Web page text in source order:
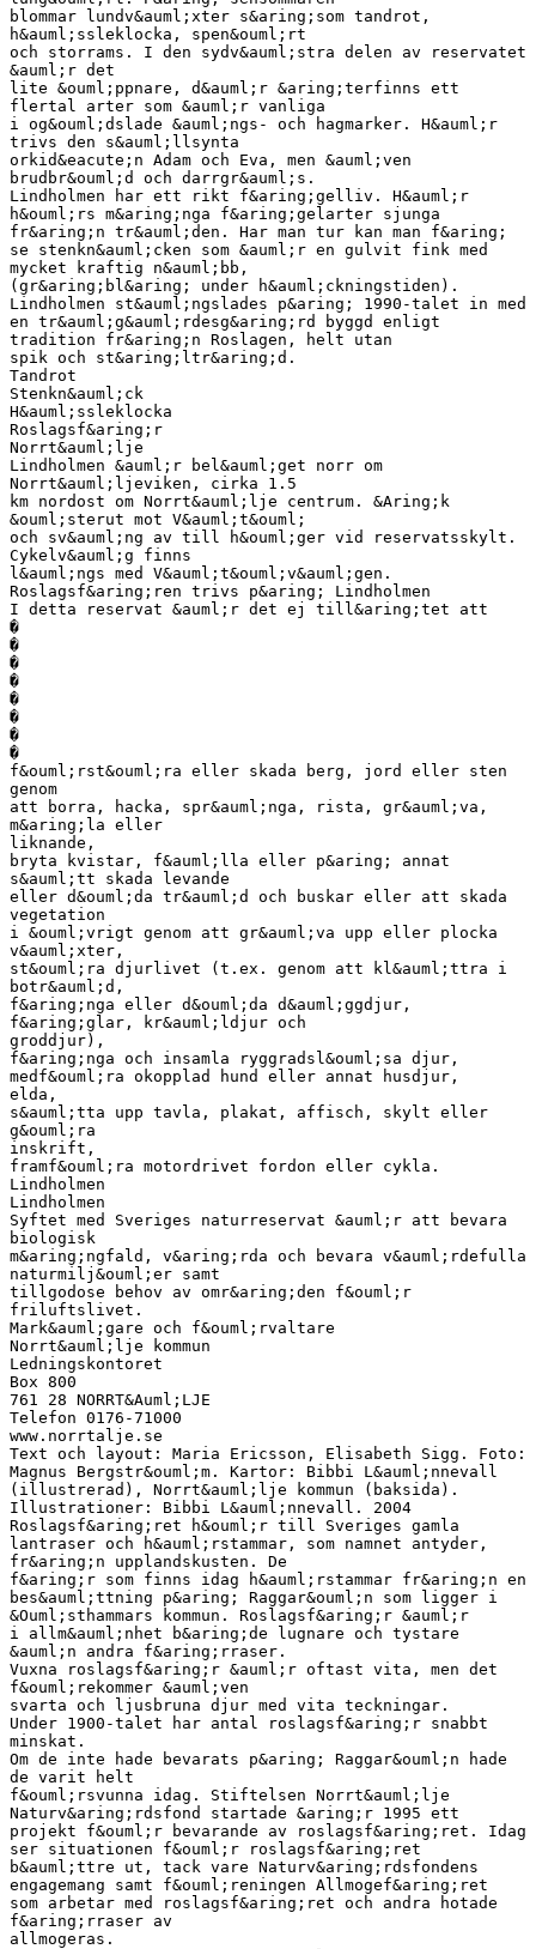
blommar lundv&auml;xter s&aring;som tandrot,
h&auml;ssleklocka, spen&ouml;rt
och storrams. I den sydv&auml;stra delen av reservatet
&auml;r det
lite &ouml;ppnare, d&auml;r &aring;terfinns ett
flertal arter som &auml;r vanliga
i og&ouml;dslade &auml;ngs- och hagmarker. H&auml;r
trivs den s&auml;llsynta
orkid&eacute;n Adam och Eva, men &auml;ven
brudbr&ouml;d och darrgr&auml;s.
Lindholmen har ett rikt f&aring;gelliv. H&auml;r
h&ouml;rs m&aring;nga f&aring;gelarter sjunga
fr&aring;n tr&auml;den. Har man tur kan man f&aring;
se stenkn&auml;cken som &auml;r en gulvit fink med
mycket kraftig n&auml;bb,
(gr&aring;bl&aring; under h&auml;ckningstiden).
Lindholmen st&auml;ngslades p&aring; 1990-talet in med
en tr&auml;g&auml;rdesg&aring;rd byggd enligt
tradition fr&aring;n Roslagen, helt utan
spik och st&aring;ltr&aring;d.
Tandrot
Stenkn&auml;ck
H&auml;ssleklocka
Roslagsf&aring;r
Norrt&auml;lje
Lindholmen &auml;r bel&auml;get norr om
Norrt&auml;ljeviken, cirka 1.5
km nordost om Norrt&auml;lje centrum. &Aring;k
&ouml;sterut mot V&auml;t&ouml;
och sv&auml;ng av till h&ouml;ger vid reservatsskylt.
Cykelv&auml;g finns
l&auml;ngs med V&auml;t&ouml;v&auml;gen.
Roslagsf&aring;ren trivs p&aring; Lindholmen
I detta reservat &auml;r det ej till&aring;tet att
�
�
�
�
�
�
�
�
f&ouml;rst&ouml;ra eller skada berg, jord eller sten
genom
att borra, hacka, spr&auml;nga, rista, gr&auml;va,
m&aring;la eller
liknande,
bryta kvistar, f&auml;lla eller p&aring; annat
s&auml;tt skada levande
eller d&ouml;da tr&auml;d och buskar eller att skada
vegetation
i &ouml;vrigt genom att gr&auml;va upp eller plocka
v&auml;xter,
st&ouml;ra djurlivet (t.ex. genom att kl&auml;ttra i
botr&auml;d,
f&aring;nga eller d&ouml;da d&auml;ggdjur,
f&aring;glar, kr&auml;ldjur och
groddjur),
f&aring;nga och insamla ryggradsl&ouml;sa djur,
medf&ouml;ra okopplad hund eller annat husdjur,
elda,
s&auml;tta upp tavla, plakat, affisch, skylt eller
g&ouml;ra
inskrift,
framf&ouml;ra motordrivet fordon eller cykla.
Lindholmen
Lindholmen
Syftet med Sveriges naturreservat &auml;r att bevara
biologisk
m&aring;ngfald, v&aring;rda och bevara v&auml;rdefulla
naturmilj&ouml;er samt
tillgodose behov av omr&aring;den f&ouml;r
friluftslivet.
Mark&auml;gare och f&ouml;rvaltare
Norrt&auml;lje kommun
Ledningskontoret
Box 800
761 28 NORRT&Auml;LJE
Telefon 0176-71000
www.norrtalje.se
Text och layout: Maria Ericsson, Elisabeth Sigg. Foto:
Magnus Bergstr&ouml;m. Kartor: Bibbi L&auml;nnevall
(illustrerad), Norrt&auml;lje kommun (baksida).
Illustrationer: Bibbi L&auml;nnevall. 2004
Roslagsf&aring;ret h&ouml;r till Sveriges gamla
lantraser och h&auml;rstammar, som namnet antyder,
fr&aring;n upplandskusten. De
f&aring;r som finns idag h&auml;rstammar fr&aring;n en
bes&auml;ttning p&aring; Raggar&ouml;n som ligger i
&Ouml;sthammars kommun. Roslagsf&aring;r &auml;r
i allm&auml;nhet b&aring;de lugnare och tystare
&auml;n andra f&aring;rraser.
Vuxna roslagsf&aring;r &auml;r oftast vita, men det
f&ouml;rekommer &auml;ven
svarta och ljusbruna djur med vita teckningar.
Under 1900-talet har antal roslagsf&aring;r snabbt
minskat.
Om de inte hade bevarats p&aring; Raggar&ouml;n hade
de varit helt
f&ouml;rsvunna idag. Stiftelsen Norrt&auml;lje
Naturv&aring;rdsfond startade &aring;r 1995 ett
projekt f&ouml;r bevarande av roslagsf&aring;ret. Idag
ser situationen f&ouml;r roslagsf&aring;ret
b&auml;ttre ut, tack vare Naturv&aring;rdsfondens
engagemang samt f&ouml;reningen Allmogef&aring;ret
som arbetar med roslagsf&aring;ret och andra hotade
f&aring;rraser av
allmogeras.